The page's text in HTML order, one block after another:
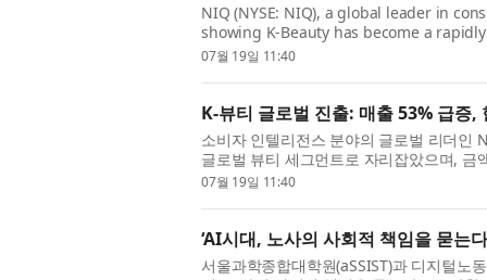
NIQ (NYSE: NIQ), a global leader in
showing K-Beauty has become a
53% year-over-year and 131% over the
07월 19일 11:40
K-뷰티 글로벌 진출: 매출 53% 급증,
소비자 인텔리전스 분야의 글로벌 리더인
글로벌 뷰티 세그먼트로 자리잡았으며,
했다는 새로운 조사 결과를 발표했다. 이
07월 19일 11:40
‘AI시대, 노사의 사회적 책임을 묻는
서울과학종합대학원(aSSIST)과 디지털노